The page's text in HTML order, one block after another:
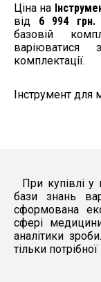
Ціна на
від 6 994 грн.
базовій
комплектації.
Інструмент для
При купівлі у
бази знань
сформована
сфері
аналітики
тільки